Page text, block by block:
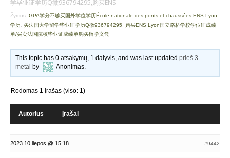
学毕业证学历Q微936794295,购买ENS
Žymos: GPA学分不够买国外学位学历École nationale des ponts et chaussées ENS Lyon
学历 买法国大学留学毕业证学历Q微936794295
购买ENS Lyon国立路桥学校学位证成绩
单/买卖法国院校毕业证成绩单购买留学文凭
This topic has 0 atsakymų, 1 dalyvis, and was last updatedprieš 3
metai by Anonimas.
Rodomas 1 įrašas (viso: 1)
Autorius Įrašai
2023 10 liepos @ 15:18 #9442